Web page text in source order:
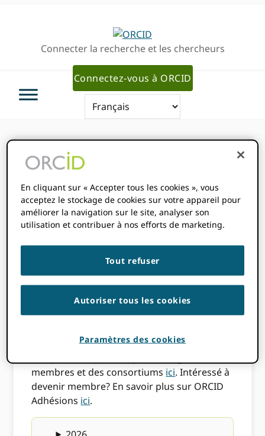
navigationConnecter la recherche et les chercheurs
Connectez-vous à ORCID
Vous êtes ici:
membres
Nouveaux
membres
Nous sommes heureux d'accueillir dans
membres directs ! Consultez notre liste
membres et des consortiums ici. Intéressé à
devenir membre? En savoir plus sur ORCID
Adhésions ici.
En cliquant sur « Accepter tous les cookies », vous
acceptez le stockage de cookies sur votre appareil pour
améliorer la navigation sur le site, analyser son
utilisation et contribuer à nos efforts de marketing.
Tout refuser
Autoriser tous les cookies
Paramètres des cookies